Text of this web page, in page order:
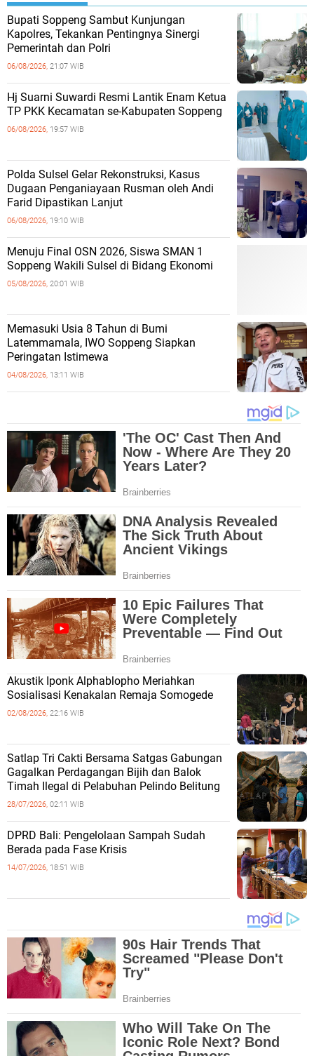
Bupati Soppeng Sambut Kunjungan
Kapolres, Tekankan Pentingnya Sinergi
Pemerintah dan Polri
06/08/2026, 21:07 WIB
Hj Suarni Suwardi Resmi Lantik Enam Ketua
TP PKK Kecamatan se-Kabupaten Soppeng
06/08/2026, 19:57 WIB
Polda Sulsel Gelar Rekonstruksi, Kasus
Dugaan Penganiayaan Rusman oleh Andi
Farid Dipastikan Lanjut
06/08/2026, 19:10 WIB
Menuju Final OSN 2026, Siswa SMAN 1
Soppeng Wakili Sulsel di Bidang Ekonomi
05/08/2026, 20:01 WIB
Memasuki Usia 8 Tahun di Bumi
Latemmamala, IWO Soppeng Siapkan
Peringatan Istimewa
04/08/2026, 13:11 WIB
Akustik Iponk Alphablopho Meriahkan
Sosialisasi Kenakalan Remaja Somogede
02/08/2026, 22:16 WIB
Satlap Tri Cakti Bersama Satgas Gabungan
Gagalkan Perdagangan Bijih dan Balok
Timah Ilegal di Pelabuhan Pelindo Belitung
28/07/2026, 02:11 WIB
DPRD Bali: Pengelolaan Sampah Sudah
Berada pada Fase Krisis
14/07/2026, 18:51 WIB